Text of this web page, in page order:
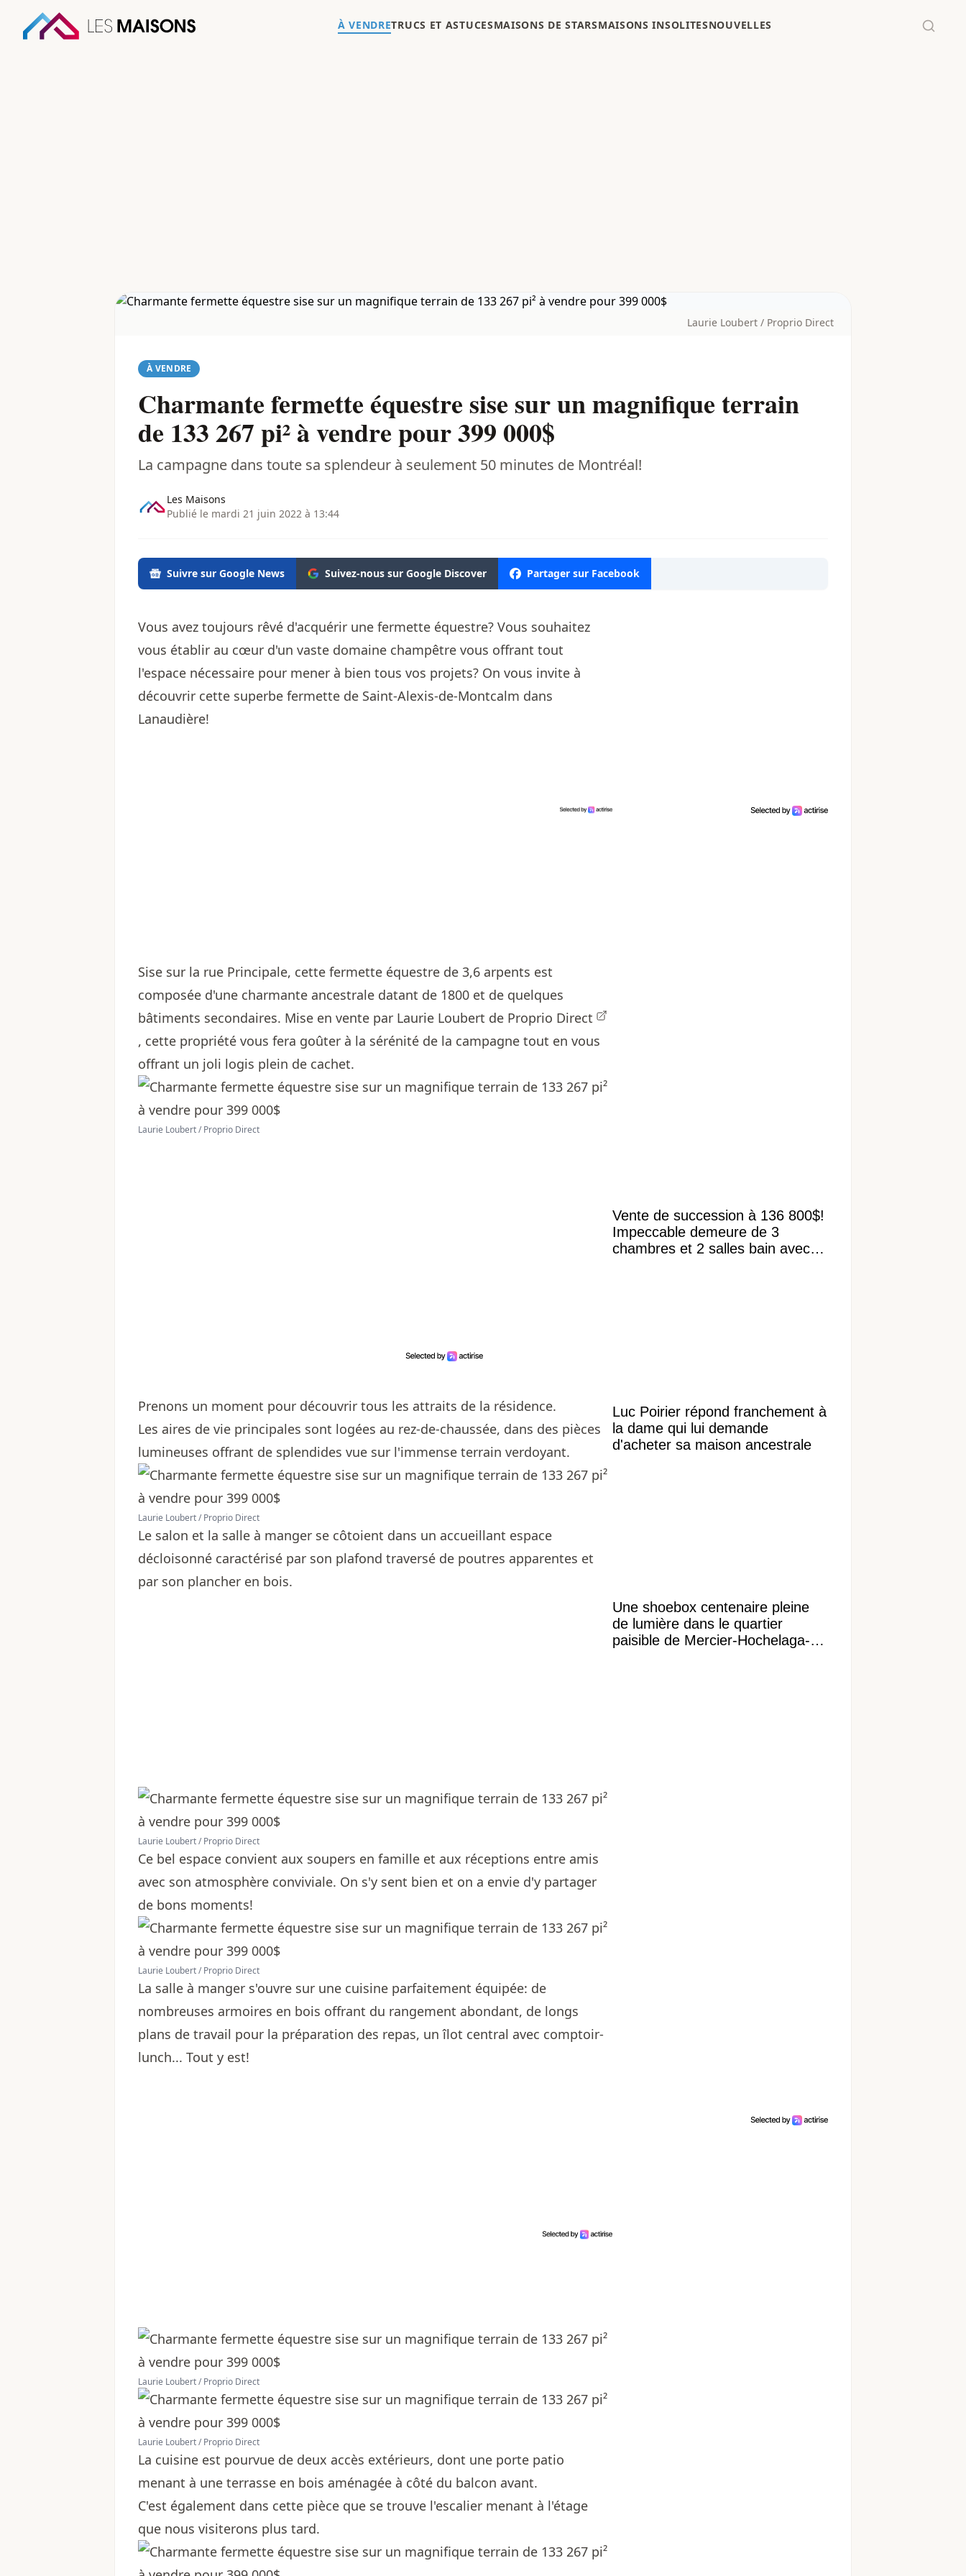
À VENDRETRUCS ET ASTUCESMAISONS DE STARSMAISONS INSOLITESNOUVELLES
Laurie Loubert / Proprio Direct
À VENDRE
Charmante fermette équestre sise sur un magnifique terrain
de 133 267 pi² à vendre pour 399 000$
La campagne dans toute sa splendeur à seulement 50 minutes de Montréal!
Les Maisons
Publié le mardi 21 juin 2022 à 13:44
Suivre sur Google News Suivez-nous sur Google Discover Partager sur Facebook
Vous avez toujours rêvé d'acquérir une fermette équestre? Vous souhaitez
vous établir au cœur d'un vaste domaine champêtre vous offrant tout
l'espace nécessaire pour mener à bien tous vos projets? On vous invite à
découvrir cette superbe fermette de Saint-Alexis-de-Montcalm dans
Lanaudière !
Sise sur la rue Principale, cette fermette équestre de 3,6 arpents est
composée d'une charmante ancestrale datant de 1800 et de quelques
bâtiments secondaires. Mise en vente par Laurie Loubert de Proprio Direct
, cette propriété vous fera goûter à la sérénité de la campagne tout en vous
offrant un joli logis plein de cachet.
Laurie Loubert / Proprio Direct
Prenons un moment pour découvrir tous les attraits de la résidence.
Les aires de vie principales sont logées au rez-de-chaussée, dans des pièces
lumineuses offrant de splendides vue sur l'immense terrain verdoyant.
Laurie Loubert / Proprio Direct
Le salon et la salle à manger se côtoient dans un accueillant espace
décloisonné caractérisé par son plafond traversé de poutres apparentes et
par son plancher en bois.
Laurie Loubert / Proprio Direct
Ce bel espace convient aux soupers en famille et aux réceptions entre amis
avec son atmosphère conviviale. On s'y sent bien et on a envie d'y partager
de bons moments!
Laurie Loubert / Proprio Direct
La salle à manger s'ouvre sur une cuisine parfaitement équipée: de
nombreuses armoires en bois offrant du rangement abondant, de longs
plans de travail pour la préparation des repas, un îlot central avec comptoir-
lunch... Tout y est!
Laurie Loubert / Proprio Direct
Laurie Loubert / Proprio Direct
La cuisine est pourvue de deux accès extérieurs, dont une porte patio
menant à une terrasse en bois aménagée à côté du balcon avant.
C'est également dans cette pièce que se trouve l'escalier menant à l'étage
que nous visiterons plus tard.
Vente de succession à 136 800$!
Impeccable demeure de 3
chambres et 2 salles bain avec
Luc Poirier répond franchement à
la dame qui lui demande
d'acheter sa maison ancestrale
Une shoebox centenaire pleine
de lumière dans le quartier
paisible de Mercier-Hochelaga-